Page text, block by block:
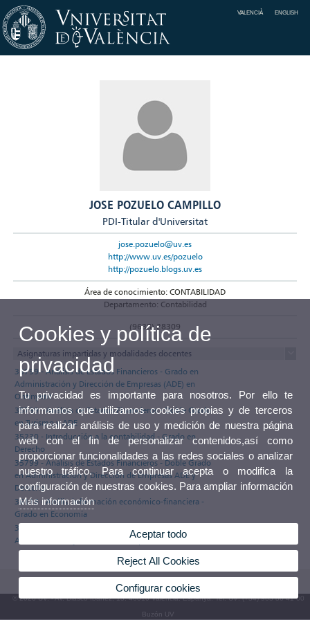
VALENCIÀ ENGLISH
JOSE POZUELO CAMPILLO
PDI-Titular d'Universitat
jose.pozuelo@uv.es
http://www.uv.es/pozuelo
http://pozuelo.blogs.uv.es
Área de conocimiento: CONTABILIDAD
Departamento: Contabilidad
(9638) 28309
Asignaturas impartidas y modalidades docentes
35799 - Análisis de Estados Financieros - Grado en
Administración y Dirección de Empresas (ADE) en
Ontinyent
35799 - Análisis de Estados Financieros - Doble Grado
en Turismo y ADE
35230 - Introducción a la contabilidad - Grado en
Derecho
35799 - Análisis de Estados Financieros - Doble Grado
en Administración y Dirección de Empresas ADE y
Derecho
36116 - Anális. información económico-financiera -
Grado en Economía
35799 - Análisis de Estados Financieros - Grado ADE:
Administración y Dirección de Empresas
© 2026 UV. - Av. Blasco Ibáñez, 13. 46010 València. Espanya. Tel. UV: (+34) 963 86 41 00
Buzón UV
Cookies y política de
privacidad
Tu privacidad es importante para nosotros. Por ello te
informamos que utilizamos cookies propias y de terceros
para realizar análisis de uso y medición de nuestra página
web con el fin de personalizar contenidos,así como
proporcionar funcionalidades a las redes sociales o analizar
nuestro tráfico. Para continuar acepta o modifica la
configuración de nuestras cookies. Para ampliar información
Más información
Aceptar todo
Reject All Cookies
Configurar cookies